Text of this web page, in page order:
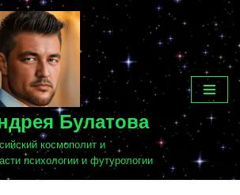
Булатова
космополит и
психологии и футурологии